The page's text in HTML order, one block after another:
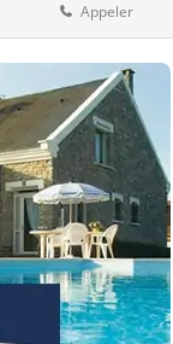
69-Rhône
Appeler